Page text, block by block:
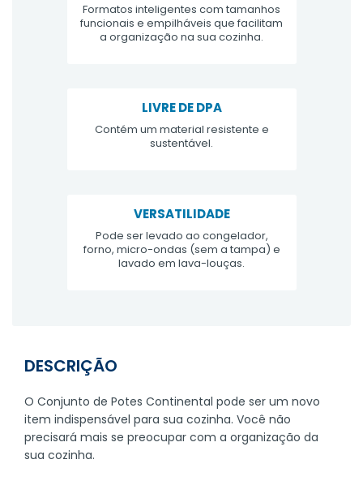
Formatos inteligentes com tamanhos
funcionais e empilháveis que facilitam
a organização na sua cozinha.
LIVRE DE DPA
Contém um material resistente e
sustentável.
VERSATILIDADE
Pode ser levado ao congelador,
forno, micro-ondas (sem a tampa) e
lavado em lava-louças.
DESCRIÇÃO
O Conjunto de Potes Continental pode ser um novo
item indispensável para sua cozinha. Você não
precisará mais se preocupar com a organização da
sua cozinha.